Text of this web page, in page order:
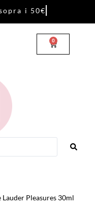
opra i 50€
0
Lauder Pleasures 30ml